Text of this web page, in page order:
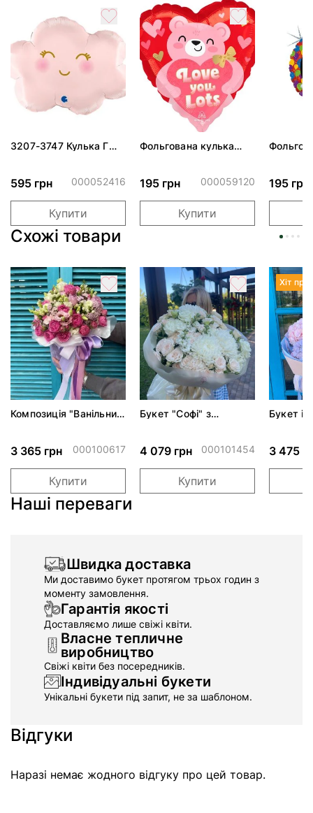
3207-3747 Кулька Г
595 грн 000052416
Купити
Фольгована кулька
195 грн 000059120
Купити
195 грн
Схожі товари
Композиція "Ванільний
3 365 грн 000100617
Купити
Букет "Софі" з
4 079 грн 000101454
Купити
Хіт
Букет із
3 475
Наші переваги
Швидка доставка
Ми доставимо букет протягом трьох годин з
моменту замовлення.
Гарантія якості
Доставляємо лише свіжі квіти.
Власне тепличне
виробництво
Свіжі квіти без посередників.
Індивідуальні букети
Унікальні букети під запит, не за шаблоном.
Відгуки
Наразі немає жодного відгуку про цей товар.